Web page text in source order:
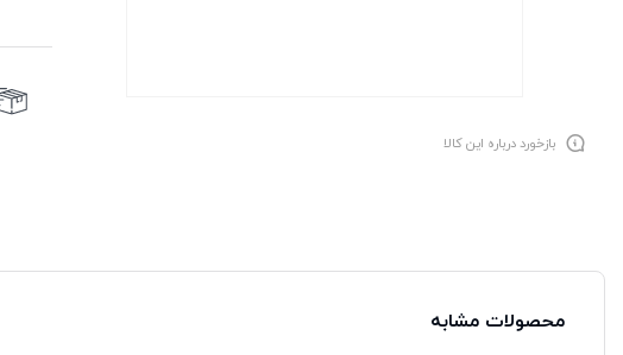
بازخورد درباره این کالا
محصولات مشابه